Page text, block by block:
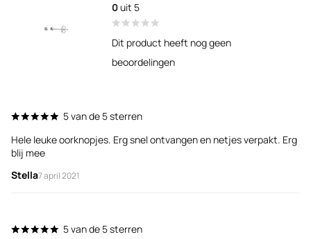
0uit 5
Dit product heeft nog geen
beoordelingen
5 van de 5 sterren
Hele leuke oorknopjes. Erg snel ontvangen en netjes verpakt. Erg
blij mee
Stella7 april 2021
5 van de 5 sterren